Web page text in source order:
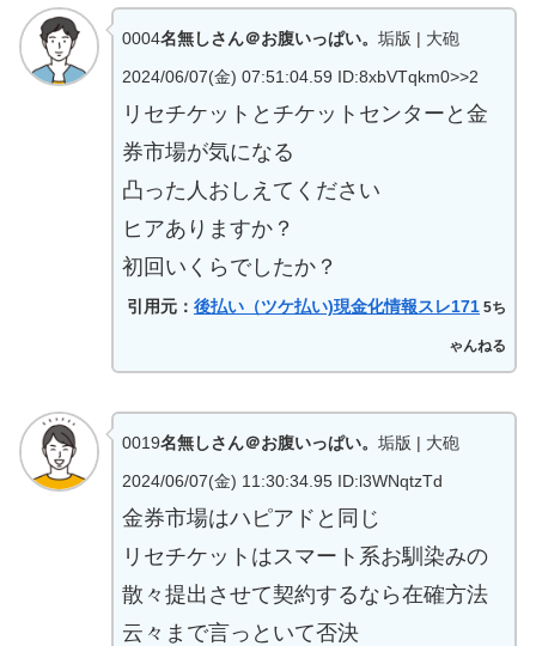
0004名無しさん＠お腹いっぱい。 垢版 | 大砲
2024/06/07(金) 07:51:04.59 ID:8xbVTqkm0>>2
リセチケットとチケットセンターと金
券市場が気になる
凸った人おしえてください
ヒアありますか？
初回いくらでしたか？
引用元： 後払い（ツケ払い)現金化情報スレ171 5ち
ゃんねる
0019名無しさん＠お腹いっぱい。 垢版 | 大砲
2024/06/07(金) 11:30:34.95 ID:l3WNqtzTd
金券市場はハピアドと同じ
リセチケットはスマート系お馴染みの
散々提出させて契約するなら在確方法
云々まで言っといて否決